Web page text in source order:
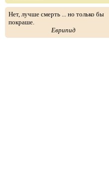
Нет, лучше смерть ... но только бы
покраше.
Еврипид